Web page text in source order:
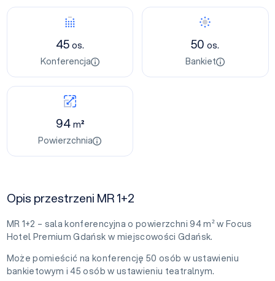
45os.
Konferencja
50os.
Bankiet
94m²
Powierzchnia
Opis przestrzeni MR 1+2
MR 1+2 – sala konferencyjna o powierzchni 94 m² w Focus
Hotel Premium Gdańsk w miejscowości Gdańsk.
Może pomieścić na konferencję 50 osób w ustawieniu
bankietowym i 45 osób w ustawieniu teatralnym.